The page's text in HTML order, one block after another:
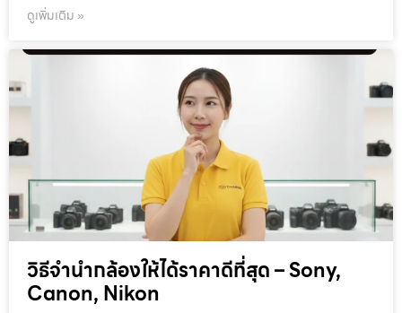
ดูเพิ่มเติม »
วิธีจำนำกล้องให้ได้ราคาดีที่สุด – Sony,
Canon, Nikon